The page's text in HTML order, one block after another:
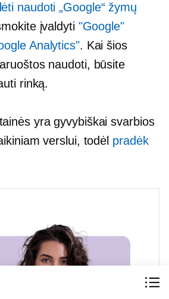
naudoti „Google“ žymų
įvaldyti "Google"
Analytics". Kai šios
naudoti, būsite
rinką.
yra gyvybiškai svarbios
verslui, todėl pradėk